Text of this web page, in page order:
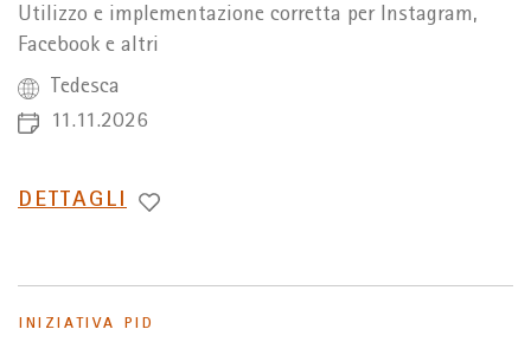
Utilizzo e implementazione corretta per Instagram,
Facebook e altri
Tedesca
11.11.2026
PASSA
DETTAGLI
INIZIATIVA PID